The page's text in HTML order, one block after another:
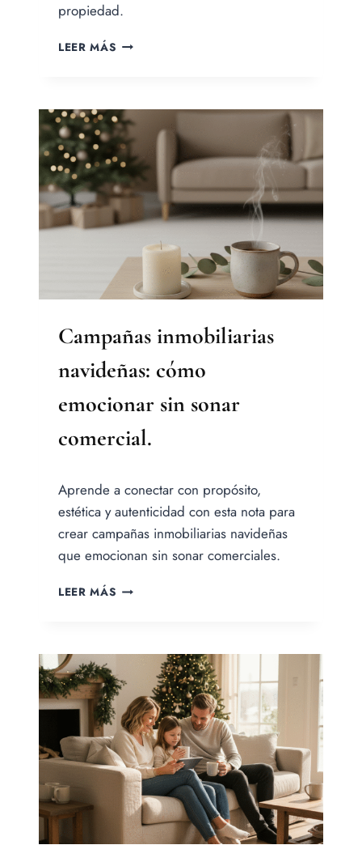
propiedad.
LEER MÁS DE
HOGAR
SOÑADO:
CÓMO
USAR
LA
AMBIENTACIÓN
NAVIDEÑA
PARA
DESPERTAR
EMOCIONES.
Campañas inmobiliarias
navideñas: cómo
emocionar sin sonar
comercial.
Jesica
Samanez
Aprende a conectar con propósito,
estética y autenticidad con esta nota para
crear campañas inmobiliarias navideñas
que emocionan sin sonar comerciales.
LEER MÁS CAMPAÑAS
EMOCIONAR
SONAR
COMERCIAL.